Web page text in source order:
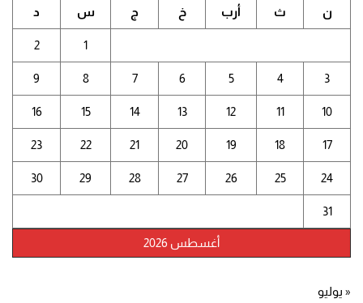
أغسطس 2026
ن ث أرب خ ج س د
1
2
3
4
5
6
7
8
9
10
11
12
13
14
15
16
17
18
19
20
21
22
23
24
25
26
27
28
29
30
31
« يوليو